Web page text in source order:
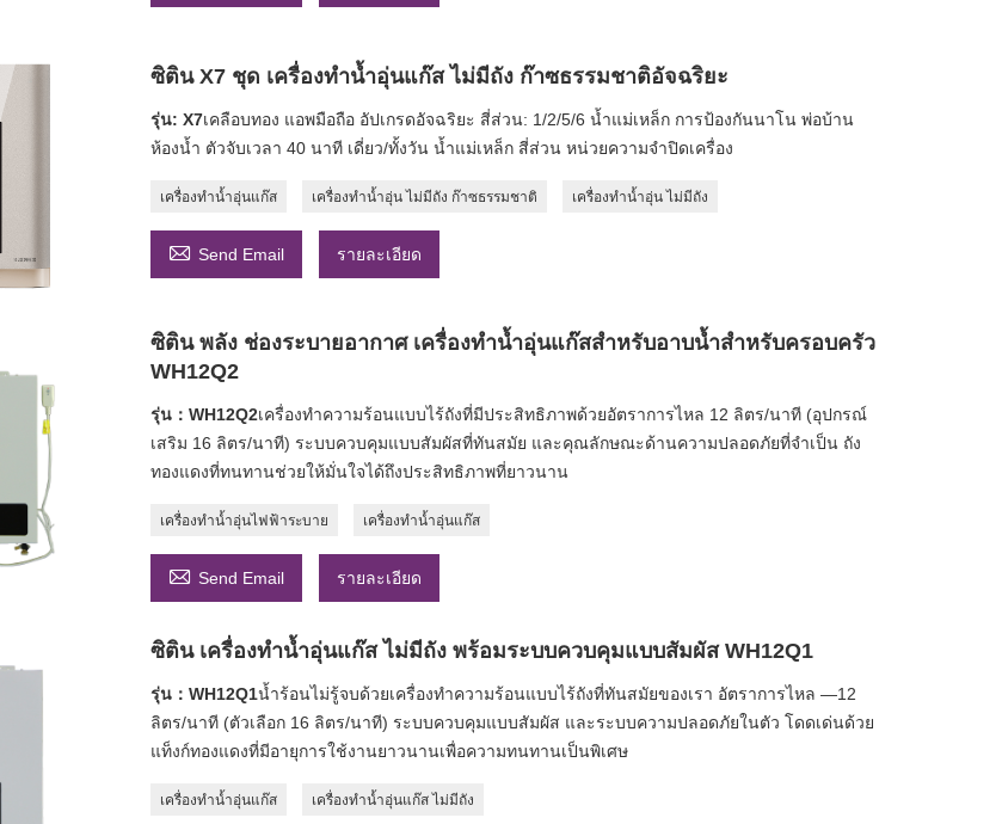
ซิติน X7 ชุด เครื่องทำน้ำอุ่นแก๊ส ไม่มีถัง ก๊าซธรรมชาติอัจฉริยะ
รุ่น: X7เคลือบทอง แอพมือถือ อัปเกรดอัจฉริยะ สี่ส่วน: 1/2/5/6 น้ำแม่เหล็ก การป้องกันนาโน พ่อบ้าน
ห้องน้ำ ตัวจับเวลา 40 นาที เดี่ยว/ทั้งวัน น้ำแม่เหล็ก สี่ส่วน หน่วยความจำปิดเครื่อง
เครื่องทำน้ำอุ่นแก๊ส เครื่องทำน้ำอุ่น ไม่มีถัง ก๊าซธรรมชาติ เครื่องทำน้ำอุ่น ไม่มีถัง
 Send Email รายละเอียด
ซิติน พลัง ช่องระบายอากาศ เครื่องทำน้ำอุ่นแก๊สสำหรับอาบน้ำสำหรับครอบครัว
WH12Q2
รุ่น：WH12Q2เครื่องทำความร้อนแบบไร้ถังที่มีประสิทธิภาพด้วยอัตราการไหล 12 ลิตร/นาที (อุปกรณ์
เสริม 16 ลิตร/นาที) ระบบควบคุมแบบสัมผัสที่ทันสมัย ​​และคุณลักษณะด้านความปลอดภัยที่จำเป็น ถัง
ทองแดงที่ทนทานช่วยให้มั่นใจได้ถึงประสิทธิภาพที่ยาวนาน
เครื่องทำน้ำอุ่นไฟฟ้าระบาย เครื่องทำน้ำอุ่นแก๊ส
 Send Email รายละเอียด
ซิติน เครื่องทำน้ำอุ่นแก๊ส ไม่มีถัง พร้อมระบบควบคุมแบบสัมผัส WH12Q1
รุ่น：WH12Q1น้ำร้อนไม่รู้จบด้วยเครื่องทำความร้อนแบบไร้ถังที่ทันสมัยของเรา อัตราการไหล —12
ลิตร/นาที (ตัวเลือก 16 ลิตร/นาที) ระบบควบคุมแบบสัมผัส และระบบความปลอดภัยในตัว โดดเด่นด้วย
แท็งก์ทองแดงที่มีอายุการใช้งานยาวนานเพื่อความทนทานเป็นพิเศษ
เครื่องทำน้ำอุ่นแก๊ส เครื่องทำน้ำอุ่นแก๊ส ไม่มีถัง